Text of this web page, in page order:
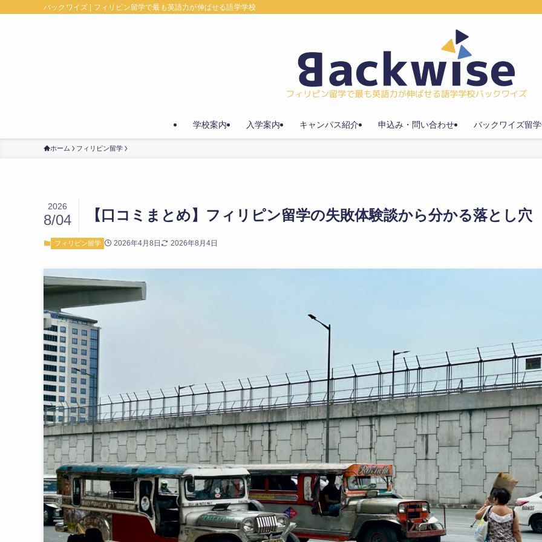
バックワイズ | フィリピン留学で最も英語力が伸ばせる語学学校
学校案内 入学案内 キャンパス紹介 申込み・問い合わせ バックワイズ留
ホーム フィリピン留学
【口コミまとめ】フィリピン留学の失敗体験談から分かる落とし穴
2026
8/04
フィリピン留学 2026年4月8日 2026年8月4日